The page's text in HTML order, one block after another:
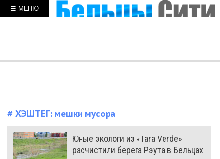
☰ МЕНЮ
# ХЭШТЕГ: мешки мусора
Юные экологи из «Tara Verde»
расчистили берега Рэута в Бельцах